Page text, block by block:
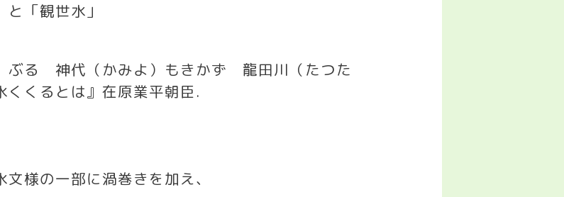
「観世水」
ぶる 神代（かみよ）もきかず 龍田川（たつた
くるとは』在原業平朝臣 .
様の一部に渦巻きを加え、